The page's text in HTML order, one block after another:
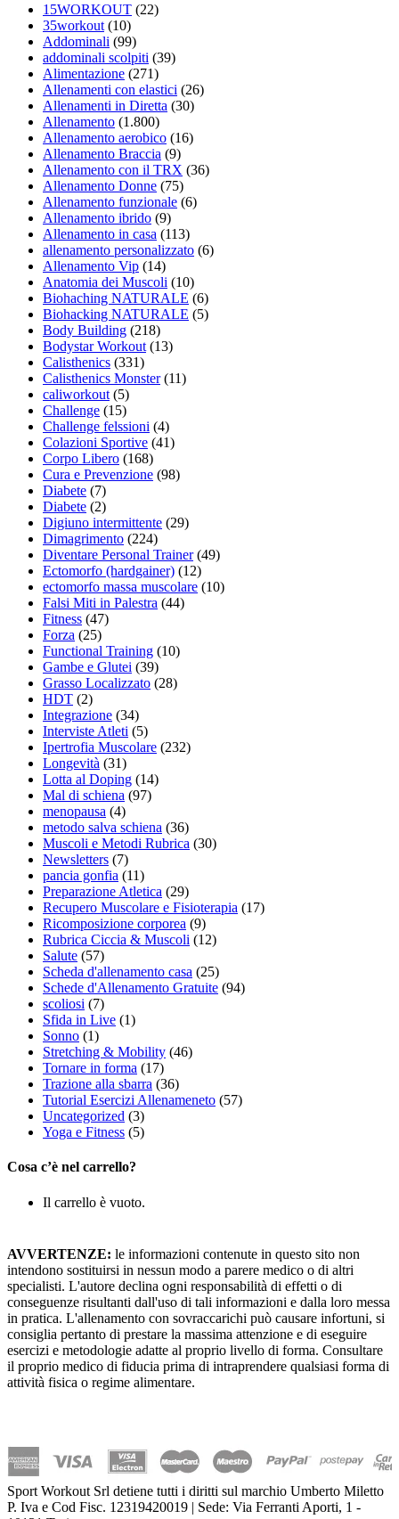
15WORKOUT (22)
35workout (10)
Addominali (99)
addominali scolpiti (39)
Alimentazione (271)
Allenamenti con elastici (26)
Allenamenti in Diretta (30)
Allenamento (1.800)
Allenamento aerobico (16)
Allenamento Braccia (9)
Allenamento con il TRX (36)
Allenamento Donne (75)
Allenamento funzionale (6)
Allenamento ibrido (9)
Allenamento in casa (113)
allenamento personalizzato (6)
Allenamento Vip (14)
Anatomia dei Muscoli (10)
Biohaching NATURALE (6)
Biohacking NATURALE (5)
Body Building (218)
Bodystar Workout (13)
Calisthenics (331)
Calisthenics Monster(11)
caliworkout (5)
Challenge (15)
Challenge felssioni (4)
Colazioni Sportive (41)
Corpo Libero (168)
Cura e Prevenzione (98)
Diabete (7)
Diabete (2)
Digiuno intermittente (29)
Dimagrimento (224)
Diventare Personal Trainer(49)
Ectomorfo (hardgainer) (12)
ectomorfo massa muscolare (10)
Falsi Miti in Palestra (44)
Fitness (47)
Forza (25)
Functional Training (10)
Gambe e Glutei (39)
Grasso Localizzato (28)
HDT (2)
Integrazione (34)
Interviste Atleti (5)
Ipertrofia Muscolare (232)
Longevità (31)
Lotta al Doping (14)
Mal di schiena (97)
menopausa (4)
metodo salva schiena (36)
Muscoli e Metodi Rubrica (30)
Newsletters (7)
pancia gonfia (11)
Preparazione Atletica (29)
Recupero Muscolare e Fisioterapia (17)
Ricomposizione corporea (9)
Rubrica Ciccia & Muscoli (12)
Salute (57)
Scheda d'allenamento casa (25)
Schede d'Allenamento Gratuite (94)
scoliosi (7)
Sfida in Live (1)
Sonno (1)
Stretching & Mobility (46)
Tornare in forma (17)
Trazione alla sbarra (36)
Tutorial Esercizi Allenameneto (57)
Uncategorized (3)
Yoga e Fitness (5)
Cosa c’è nel carrello?
Il carrello è vuoto.
AVVERTENZE: le informazioni contenute in questo sito non
intendono sostituirsi in nessun modo a parere medico o di altri
specialisti. L'autore declina ogni responsabilità di effetti o di
conseguenze risultanti dall'uso di tali informazioni e dalla loro messa
in pratica. L'allenamento con sovraccarichi può causare infortuni, si
consiglia pertanto di prestare la massima attenzione e di eseguire
esercizi e metodologie adatte al proprio livello di forma. Consultare
il proprio medico di fiducia prima di intraprendere qualsiasi forma di
attività fisica o regime alimentare.
Sport Workout Srl detiene tutti i diritti sul marchio Umberto Miletto
P. Iva e Cod Fisc. 12319420019 | Sede: Via Ferranti Aporti, 1 -